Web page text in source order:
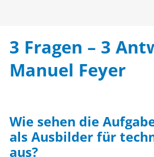
3 Fragen – 3
Manuel Feyer
Wie sehen die
als Ausbilder für
aus?